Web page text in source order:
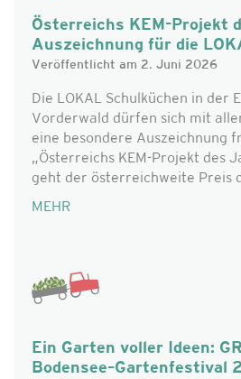
Österreichs KEM-Projekt
Auszeichnung für die
Veröffentlicht am 2. Juni 2026
Die LOKAL Schulküchen in der
Vorderwald dürfen sich mit
eine besondere Auszeichnung
„Österreichs KEM-Projekt des
geht der österreichweite Preis
MEHR
Ein Garten voller Ideen:
Bodensee–Gartenfestival